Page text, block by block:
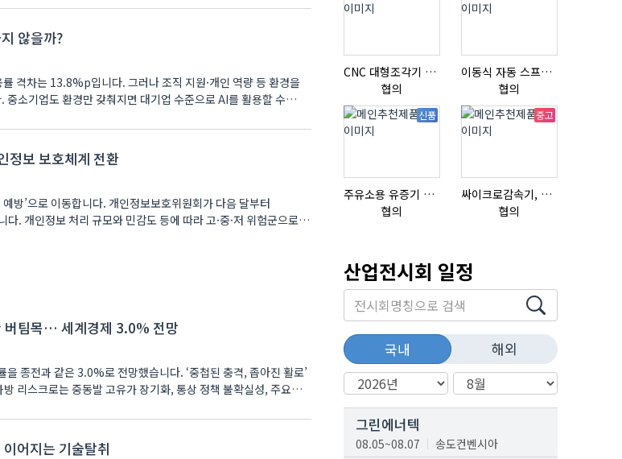
않을까?
격차는 13.8%p입니다. 그러나 조직 지원·개인 역량 등 환경을
소기업도 환경만 갖춰지면 대기업 수준으로 AI를 활용할 수
정보 보호체계 전환
방’으로 이동합니다. 개인정보보호위원회가 다음 달부터
군으로
버팀목… 세계경제 3.0% 전망
종전과 같은 3.0%로 전망했습니다. ‘중첩된 충격, 좁아진 활로’
리스크로는 중동발 고유가 장기화, 통상 정책 불확실성, 주요국
어지는 기술탈취
CNC 대형조각기 K-2040B
협의
이동식 자동 스프레이 세척기
협의
신품
주유소용 유증기 회수장치, 유증기 회수장치, 방폭형, 방폭형 유증기 회수장치
협의
중고
싸이크로감속기, 감속기제작
협의
산업전시회 일정
국내 해외
그린에너텍
08.05~08.07 송도컨벤시아